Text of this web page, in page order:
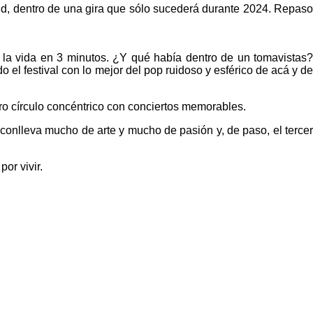
dentro de una gira que sólo sucederá durante 2024. Repaso
vida en 3 minutos. ¿Y qué había dentro de un tomavistas?
el festival con lo mejor del pop ruidoso y esférico de acá y de
círculo concéntrico con conciertos memorables.
mucho de arte y mucho de pasión y, de paso, el tercer
vivir.